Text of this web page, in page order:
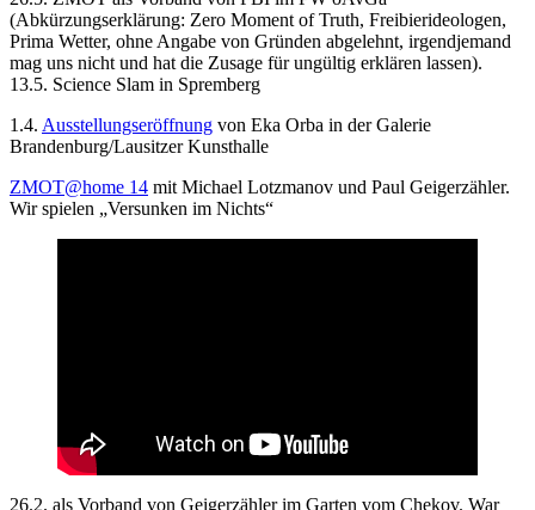
(Abkürzungserklärung: Zero Moment of Truth, Freibierideologen,
Prima Wetter, ohne Angabe von Gründen abgelehnt, irgendjemand
mag uns nicht und hat die Zusage für ungültig erklären lassen).
13.5. Science Slam in Spremberg
1.4. Ausstellungseröffnung von Eka Orba in der Galerie
Brandenburg/Lausitzer Kunsthalle
ZMOT@home 14 mit Michael Lotzmanov und Paul Geigerzähler.
Wir spielen „Versunken im Nichts“
26.2. als Vorband von Geigerzähler im Garten vom Chekov. War